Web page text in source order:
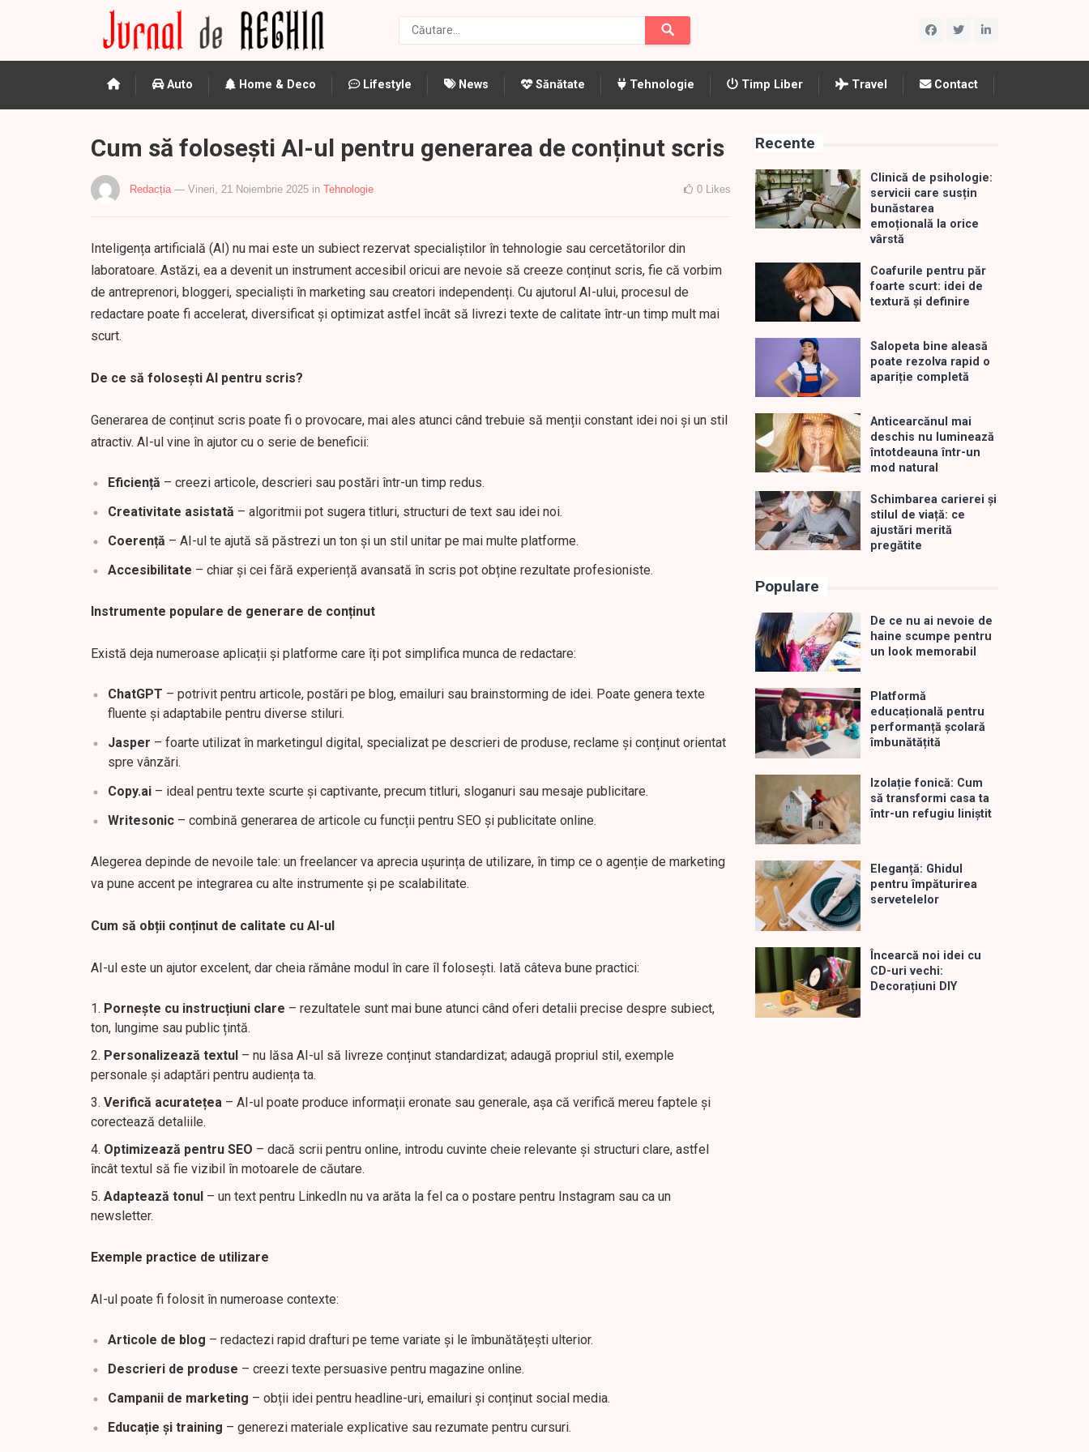
Auto Home & Deco Lifestyle News Sănătate Tehnologie Timp Liber Travel Contact
Cum să folosești AI-ul pentru generarea de conținut scris
Redacția — Vineri, 21 Noiembrie 2025 in Tehnologie 0 Likes
Inteligența artificială (AI) nu mai este un subiect rezervat specialiștilor în tehnologie sau cercetătorilor din
laboratoare. Astăzi, ea a devenit un instrument accesibil oricui are nevoie să creeze conținut scris, fie că vorbim
de antreprenori, bloggeri, specialiști în marketing sau creatori independenți. Cu ajutorul AI-ului, procesul de
redactare poate fi accelerat, diversificat și optimizat astfel încât să livrezi texte de calitate într-un timp mult mai
scurt.
De ce să folosești AI pentru scris?
Generarea de conținut scris poate fi o provocare, mai ales atunci când trebuie să menții constant idei noi și un stil
atractiv. AI-ul vine în ajutor cu o serie de beneficii:
Eficiență – creezi articole, descrieri sau postări într-un timp redus.
Creativitate asistată – algoritmii pot sugera titluri, structuri de text sau idei noi.
Coerență – AI-ul te ajută să păstrezi un ton și un stil unitar pe mai multe platforme.
Accesibilitate – chiar și cei fără experiență avansată în scris pot obține rezultate profesioniste.
Instrumente populare de generare de conținut
Există deja numeroase aplicații și platforme care îți pot simplifica munca de redactare:
ChatGPT – potrivit pentru articole, postări pe blog, emailuri sau brainstorming de idei. Poate genera texte
fluente și adaptabile pentru diverse stiluri.
Jasper – foarte utilizat în marketingul digital, specializat pe descrieri de produse, reclame și conținut orientat
spre vânzări.
Copy.ai – ideal pentru texte scurte și captivante, precum titluri, sloganuri sau mesaje publicitare.
Writesonic – combină generarea de articole cu funcții pentru SEO și publicitate online.
Alegerea depinde de nevoile tale: un freelancer va aprecia ușurința de utilizare, în timp ce o agenție de marketing
va pune accent pe integrarea cu alte instrumente și pe scalabilitate.
Cum să obții conținut de calitate cu AI-ul
AI-ul este un ajutor excelent, dar cheia rămâne modul în care îl folosești. Iată câteva bune practici:
Pornește cu instrucțiuni clare – rezultatele sunt mai bune atunci când oferi detalii precise despre subiect,
ton, lungime sau public țintă.
Personalizează textul – nu lăsa AI-ul să livreze conținut standardizat; adaugă propriul stil, exemple
personale și adaptări pentru audiența ta.
Verifică acuratețea – AI-ul poate produce informații eronate sau generale, așa că verifică mereu faptele și
corectează detaliile.
Optimizează pentru SEO – dacă scrii pentru online, introdu cuvinte cheie relevante și structuri clare, astfel
încât textul să fie vizibil în motoarele de căutare.
Adaptează tonul – un text pentru LinkedIn nu va arăta la fel ca o postare pentru Instagram sau ca un
newsletter.
Exemple practice de utilizare
AI-ul poate fi folosit în numeroase contexte:
Articole de blog – redactezi rapid drafturi pe teme variate și le îmbunătățești ulterior.
Descrieri de produse – creezi texte persuasive pentru magazine online.
Campanii de marketing – obții idei pentru headline-uri, emailuri și conținut social media.
Educație și training – generezi materiale explicative sau rezumate pentru cursuri.
Recente
Clinică de psihologie:
servicii care susțin
bunăstarea
emoțională la orice
vârstă
Coafurile pentru păr
foarte scurt: idei de
textură și definire
Salopeta bine aleasă
poate rezolva rapid o
apariție completă
Anticearcănul mai
deschis nu luminează
întotdeauna într-un
mod natural
Schimbarea carierei și
stilul de viață: ce
ajustări merită
pregătite
Populare
De ce nu ai nevoie de
haine scumpe pentru
un look memorabil
Platformă
educațională pentru
performanță școlară
îmbunătățită
Izolație fonică: Cum
să transformi casa ta
într-un refugiu liniștit
Eleganță: Ghidul
pentru împăturirea
servetelelor
Încearcă noi idei cu
CD-uri vechi:
Decorațiuni DIY